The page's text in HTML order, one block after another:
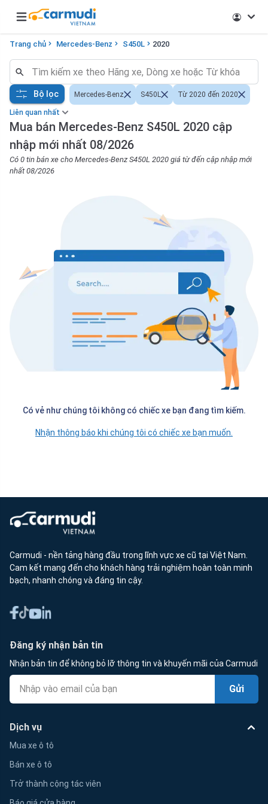
Open main menu
Trang chủ Mercedes-Benz S450L 2020
Liên quan nhất
Mua bán Mercedes-Benz S450L 2020 cập
nhập mới nhất 08/2026
Có 0 tin bán xe cho Mercedes-Benz S450L 2020 giá từ đến cập nhập mới
nhất 08/2026
Bộ lọc Mercedes-Benz S450L Từ 2020 đến 2020
Có vẻ như chúng tôi không có chiếc xe bạn đang tìm kiếm.
Nhận thông báo khi chúng tôi có chiếc xe bạn muốn.
Carmudi - nền tảng hàng đầu trong lĩnh vực xe cũ tại Việt Nam.
Cam kết mang đến cho khách hàng trải nghiệm hoàn toàn minh
bạch, nhanh chóng và đáng tin cậy.
Đăng ký nhận bản tin
Nhận bản tin để không bỏ lỡ thông tin và khuyến mãi của Carmudi
Gửi
Dịch vụ
Mua xe ô tô
Bán xe ô tô
Trở thành cộng tác viên